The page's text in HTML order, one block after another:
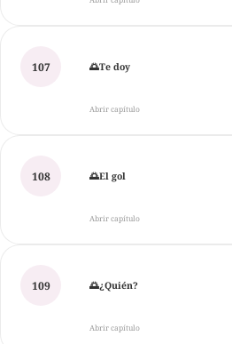
107 🌅Te doy
Abrir capítulo
108 🌅El gol
Abrir capítulo
109 🌅¿Quién?
Abrir capítulo